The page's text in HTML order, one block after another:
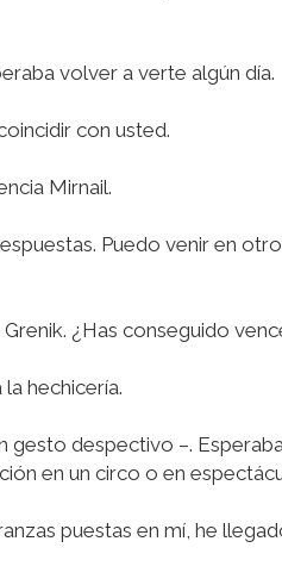
volver a verte algún día.
con usted.
Mirnail.
Puedo venir en
¿Has conseguido
hechicería.
despectivo –.
en un circo o en
puestas en mí, he